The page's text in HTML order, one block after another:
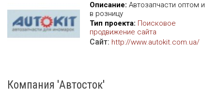
Описание: Автозапчасти оптом и
в розницу
Тип проекта: Поисковое
продвижение сайта
Сайт: http://www.autokit.com.ua/
Компания 'Автосток'